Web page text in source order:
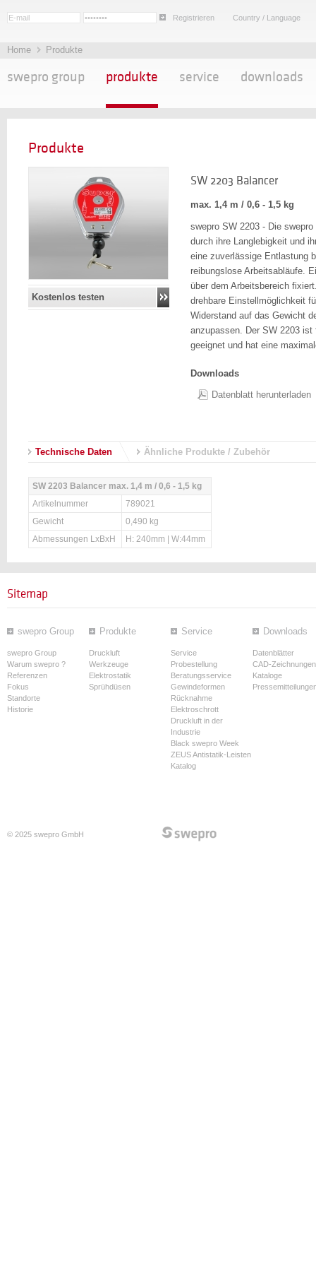
Registrieren Country / Language
Home Produkte
swepro group produkte service downloads
Produkte
Kostenlos testen
SW 2203 Balancer
max. 1,4 m / 0,6 - 1,5 kg
swepro SW 2203 - Die
durch ihre Langlebigkeit und
eine zuverlässige Entlastung
reibungslose Arbeitsabläufe.
über dem Arbeitsbereich
drehbare Einstellmöglichkeit
Widerstand auf das Gewicht
anzupassen. Der SW 2203
geeignet und hat eine
Downloads
Datenblatt herunterladen
Technische Daten Ähnliche Produkte / Zubehör
SW 2203 Balancer max. 1,4 m / 0,6 - 1,5 kg
Artikelnummer
789021
Gewicht
0,490 kg
Abmessungen LxBxH
H: 240mm | W:44mm
Sitemap
swepro Group
swepro Group
Warum swepro ?
Referenzen
Fokus
Standorte
Historie
Produkte
Druckluft
Werkzeuge
Elektrostatik
Sprühdüsen
Service
Service
Probestellung
Beratungsservice
Gewindeformen
Rücknahme
Elektroschrott
Druckluft in der
Industrie
Black swepro Week
ZEUS Antistatik-Leisten
Katalog
Downloads
Datenblätter
CAD-Zeichnungen
Kataloge
© 2025 swepro GmbH